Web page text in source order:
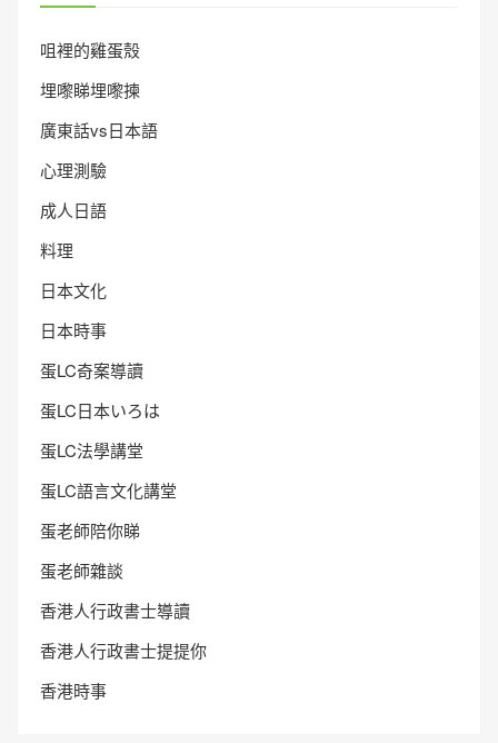
咀裡的雞蛋殼
埋嚟睇埋嚟揀
廣東話vs日本語
心理測驗
成人日語
料理
日本文化
日本時事
蛋LC奇案導讀
蛋LC日本いろは
蛋LC法學講堂
蛋LC語言文化講堂
蛋老師陪你睇
蛋老師雜談
香港人行政書士導讀
香港人行政書士提提你
香港時事